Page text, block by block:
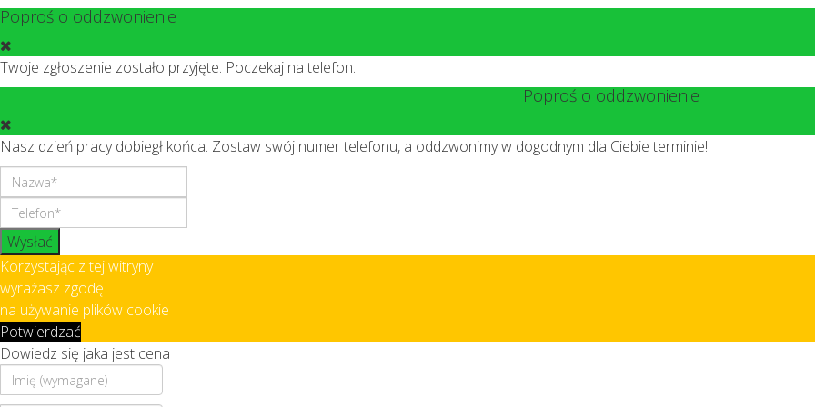
Poproś o oddzwonienie
Twoje zgłoszenie zostało przyjęte. Poczekaj na telefon.
Poproś o oddzwonienie
Nasz dzień pracy dobiegł końca. Zostaw swój numer telefonu, a oddzwonimy w dogodnym dla Ciebie terminie!
Wysłać
Korzystając z tej witryny
wyrażasz zgodę
na używanie plików cookie
Potwierdzać
Dowiedz się jaka jest cena